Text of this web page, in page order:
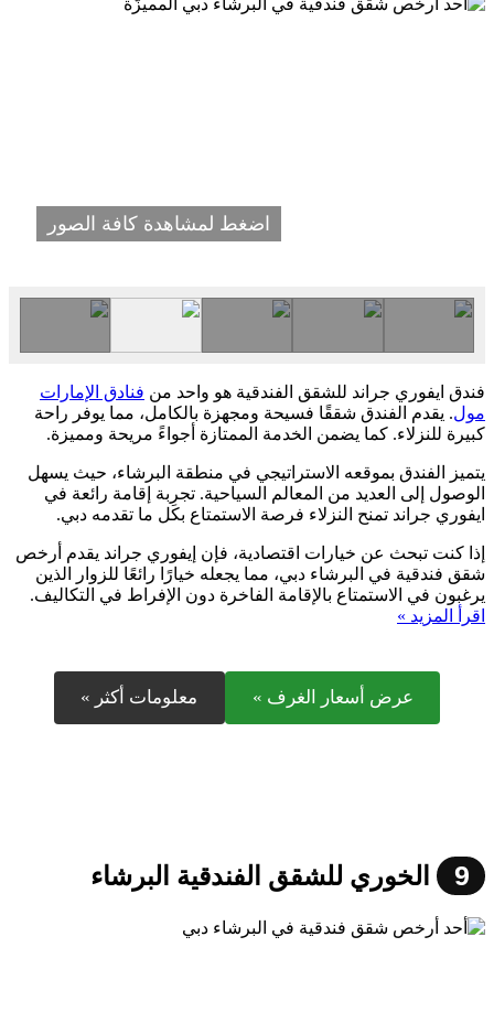
اضغط لمشاهدة كافة الصور
فندق ايفوري جراند للشقق الفندقية هو واحد من فنادق الإمارات
مول. يقدم الفندق شققًا فسيحة ومجهزة بالكامل، مما يوفر راحة
كبيرة للنزلاء. كما يضمن الخدمة الممتازة أجواءً مريحة ومميزة.
يتميز الفندق بموقعه الاستراتيجي في منطقة البرشاء، حيث يسهل
الوصول إلى العديد من المعالم السياحية. تجرِبة إقامة رائعة في
ايفوري جراند تمنح النزلاء فرصة الاستمتاع بكل ما تقدمه دبي.
إذا كنت تبحث عن خيارات اقتصادية، فإن إيفوري جراند يقدم أرخص
شقق فندقية في البرشاء دبي، مما يجعله خيارًا رائعًا للزوار الذين
يرغبون في الاستمتاع بالإقامة الفاخرة دون الإفراط في التكاليف.
اقرأ المزيد »
عرض أسعار الغرف » معلومات أكثر »
9 الخوري للشقق الفندقية البرشاء